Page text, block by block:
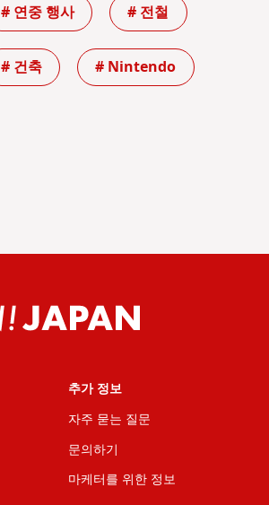
# 연중 행사 # 전철
# 건축 # Nintendo
추가 정보
자주 묻는 질문
문의하기
마케터를 위한 정보